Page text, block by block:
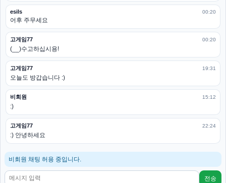
esils 00:20
어후 주무세요
고게임77 00:20
(__)수고하십시용!
고게임77 19:31
오늘도 방갑습니다 :)
비회원 15:12
:)
고게임77 22:24
:) 안녕하세요
비회원 채팅 허용 중입니다.
전송